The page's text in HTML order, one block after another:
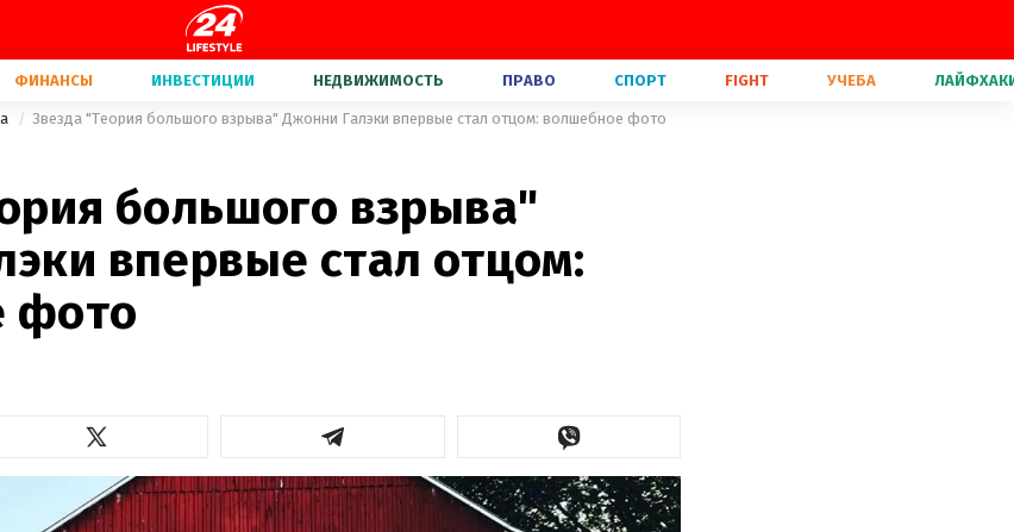
ФИНАНСЫ ИНВЕСТИЦИИ НЕДВИЖИМОСТЬ ПРАВО СПОРТ FIGHT УЧЕБА
Звезда "Теория большого взрыва" Джонни Галэки впервые стал отцом: волшебное фото
большого взрыва"
впервые стал отцом:
фото